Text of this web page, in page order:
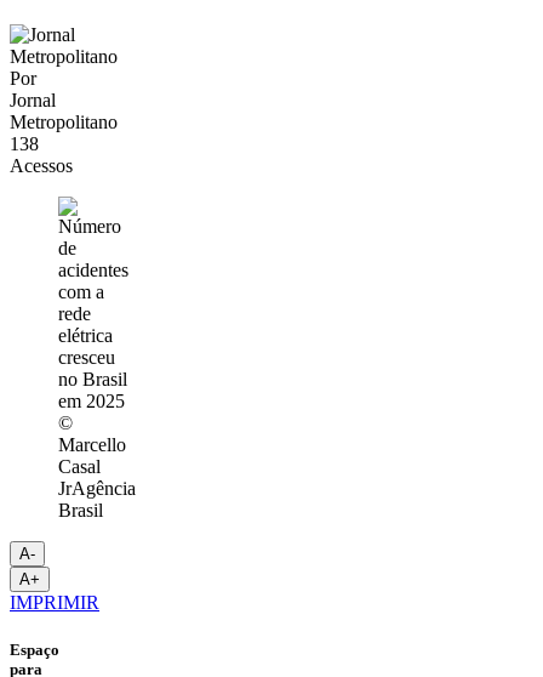
Por
Jornal
Metropolitano
138
Acessos
©
Marcello
Casal
JrAgência
Brasil
A-
A+
IMPRIMIR
Espaço
para